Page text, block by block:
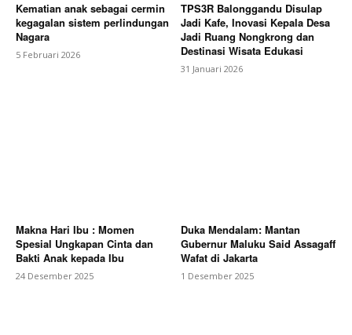
Kematian anak sebagai cermin
kegagalan sistem perlindungan
Nagara
5 Februari 2026
TPS3R Balonggandu Disulap
Jadi Kafe, Inovasi Kepala Desa
Jadi Ruang Nongkrong dan
Destinasi Wisata Edukasi
31 Januari 2026
Makna Hari Ibu : Momen
Spesial Ungkapan Cinta dan
Bakti Anak kepada Ibu
24 Desember 2025
Duka Mendalam: Mantan
Gubernur Maluku Said Assagaff
Wafat di Jakarta
1 Desember 2025